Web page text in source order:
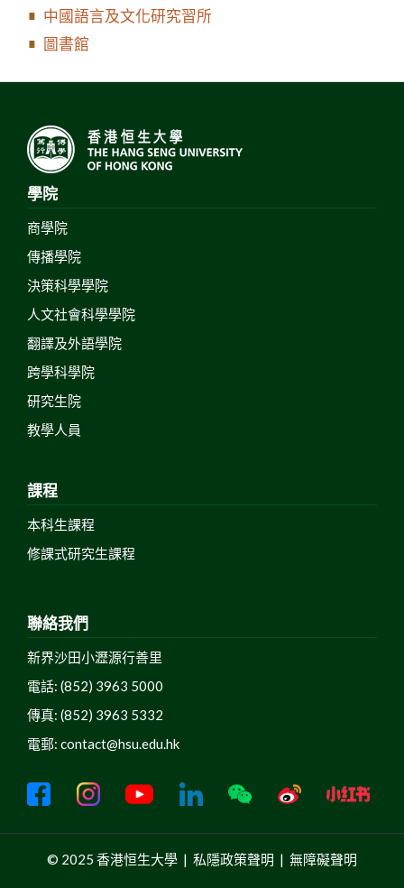
中國語言及文化研究習所
圖書館
學院
商學院
傳播學院
決策科學學院
人文社會科學學院
翻譯及外語學院
跨學科學院
研究生院
教學人員
課程
本科生課程
修課式研究生課程
聯絡我們
新界沙田小瀝源行善里
電話: (852) 3963 5000
傳真: (852) 3963 5332
電郵: contact@hsu.edu.hk
© 2025 香港恒生大學 | 私隱政策聲明 | 無障礙聲明